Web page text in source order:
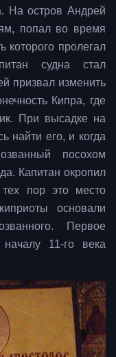
На остров Андрей
попал во время
которого пролегал
судна стал
призвал изменить
Кипра, где
При высадке на
найти его, и когда
посохом
Капитан окропил
пор это место
основали
Первое
11-го века